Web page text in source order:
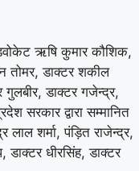
ऋषि कुमार कौशिक,
तोमर, डाक्टर शकील
गुलबीर, डाक्टर गजेन्द्र,
सरकार द्वारा सम्मानित
लाल शर्मा, पंड़ित राजेन्द्र,
धीरसिंह, डाक्टर